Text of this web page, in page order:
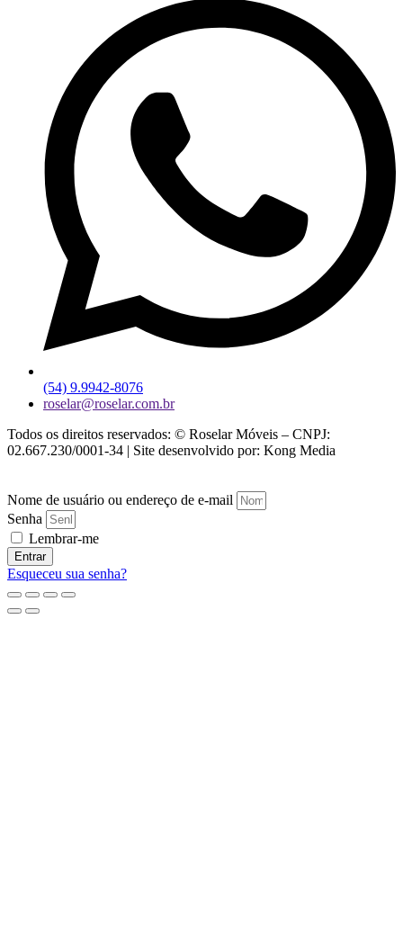
(54) 9.9942-8076
roselar@roselar.com.br
Todos os direitos reservados: © Roselar Móveis – CNPJ:
02.667.230/0001-34 | Site desenvolvido por: Kong Media
Nome de usuário ou endereço de e-mail
Senha
Lembrar-me
Entrar
Esqueceu sua senha?